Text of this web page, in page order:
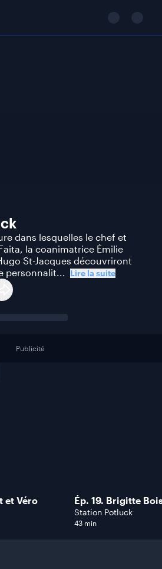
dans lesquelles le chef et
la coanimatrice Émilie
St-Jacques découvriront
personnalit... Lire la suite
Publicité
et Véro
Ép. 19. Brigitte
Station Potluck
43 min